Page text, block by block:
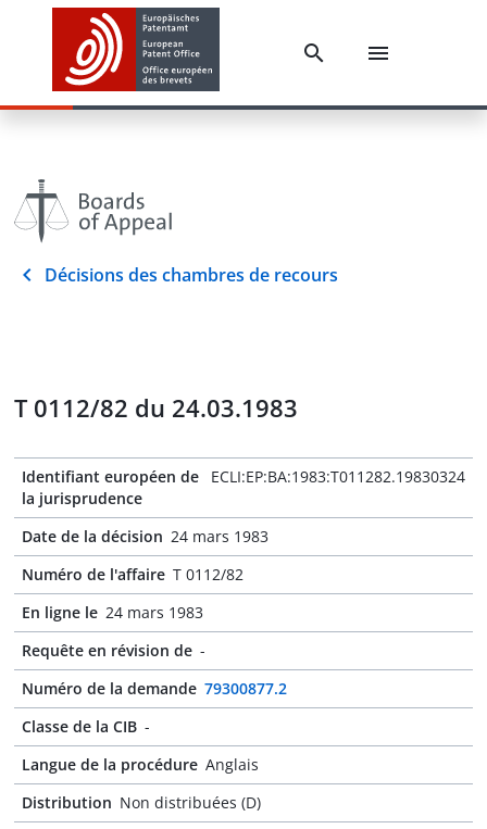
Décisions des chambres de recours
T 0112/82 du 24.03.1983
Identifiant européen de
la jurisprudence
ECLI:EP:BA:1983:T011282.19830324
Date de la décision 24 mars 1983
Numéro de l'affaire T 0112/82
En ligne le 24 mars 1983
Requête en révision de -
Numéro de la demande 79300877.2
Classe de la CIB -
Langue de la procédure Anglais
Distribution Non distribuées (D)